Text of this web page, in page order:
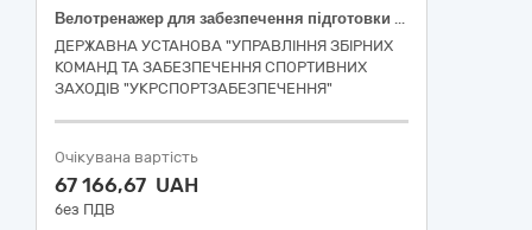
Велотренажер для забезпечення підготовки та участі національної збірної команди України з дзюдо у міжнародних змаганнях (ДК 021:2015: 37440000-4 — Інвентар для фітнесу) (3637)
ДЕРЖАВНА УСТАНОВА "УПРАВЛІННЯ ЗБІРНИХ
КОМАНД ТА ЗАБЕЗПЕЧЕННЯ СПОРТИВНИХ
ЗАХОДІВ "УКРСПОРТЗАБЕЗПЕЧЕННЯ"
Очікувана вартість
67 166,67 UAH
без ПДВ